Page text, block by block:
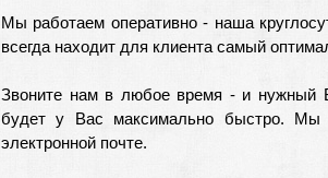
Мы работаем оперативно - наша
всегда находит для клиента самый
Звоните нам в любое время - и нужный
будет у Вас максимально быстро.
электронной почте.